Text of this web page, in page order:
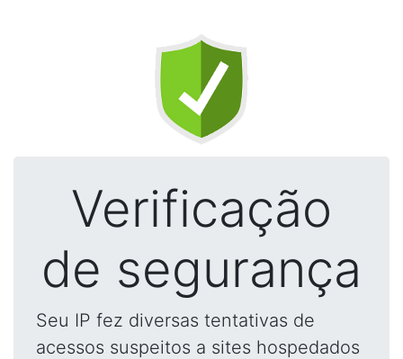
Verificação
de segurança
Seu IP fez diversas tentativas de
acessos suspeitos a sites hospedados